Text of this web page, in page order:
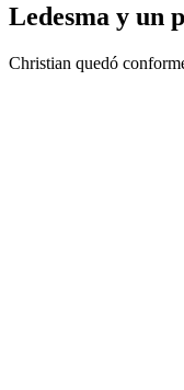
Ledesma y un
Christian quedó